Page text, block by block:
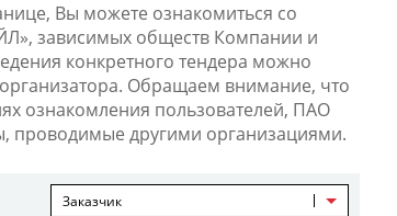
Вы можете ознакомиться со
зависимых обществ Компании и
конкретного тендера можно
Обращаем внимание, что
ознакомления пользователей, ПАО
проводимые другими организациями.
Заказчик